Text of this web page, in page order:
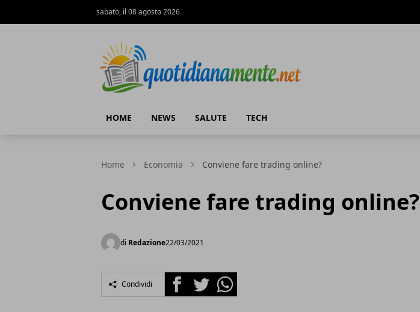
sabato, il 08 agosto 2026
HOME NEWS SALUTE TECH
Home Economia Conviene fare trading online?
Conviene fare trading online?
di Redazione22/03/2021
Condividi FacebookTwitterWhatsapp